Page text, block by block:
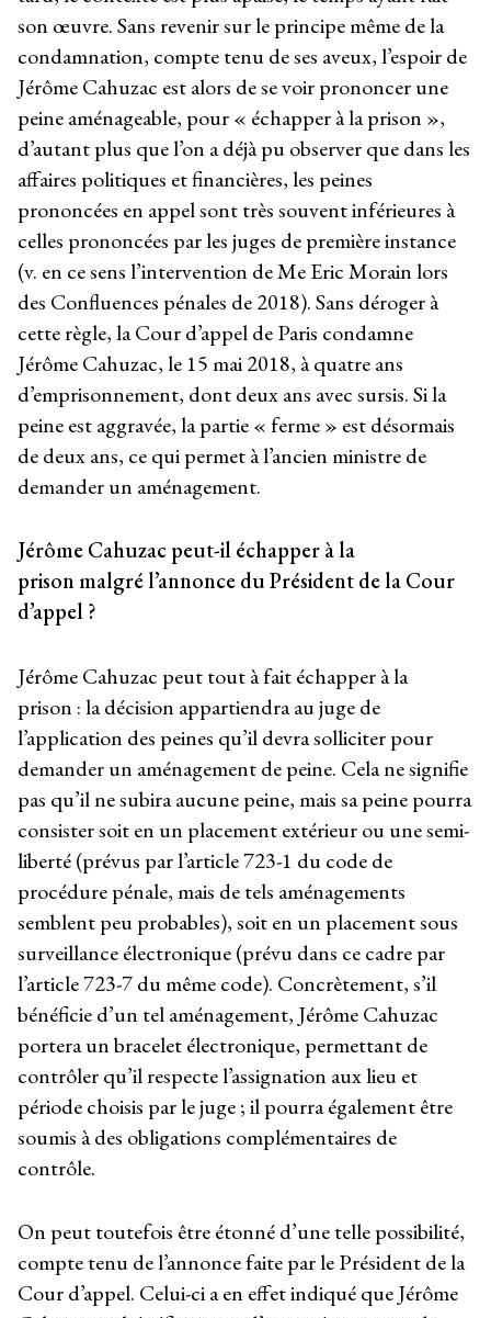
son œuvre. Sans revenir sur le principe même de la
condamnation, compte tenu de ses aveux, l’espoir de
Jérôme Cahuzac est alors de se voir prononcer une
peine aménageable, pour « échapper à la prison »,
d’autant plus que l’on a déjà pu observer que dans les
affaires politiques et financières, les peines
prononcées en appel sont très souvent inférieures à
celles prononcées par les juges de première instance
(v. en ce sens l’intervention de Me Eric Morain lors
des Confluences pénales de 2018). Sans déroger à
cette règle, la Cour d’appel de Paris condamne
Jérôme Cahuzac, le 15 mai 2018, à quatre ans
d’emprisonnement, dont deux ans avec sursis. Si la
peine est aggravée, la partie « ferme » est désormais
de deux ans, ce qui permet à l’ancien ministre de
demander un aménagement.
Jérôme Cahuzac peut-il échapper à la
prison malgré l’annonce du Président de la Cour
d’appel ?
Jérôme Cahuzac peut tout à fait échapper à la
prison : la décision appartiendra au juge de
l’application des peines qu’il devra solliciter pour
demander un aménagement de peine. Cela ne signifie
pas qu’il ne subira aucune peine, mais sa peine pourra
consister soit en un placement extérieur ou une semi-
liberté (prévus par l’article 723-1 du code de
procédure pénale, mais de tels aménagements
semblent peu probables), soit en un placement sous
surveillance électronique (prévu dans ce cadre par
l’article 723-7 du même code). Concrètement, s’il
bénéficie d’un tel aménagement, Jérôme Cahuzac
portera un bracelet électronique, permettant de
contrôler qu’il respecte l’assignation aux lieu et
période choisis par le juge ; il pourra également être
soumis à des obligations complémentaires de
contrôle.
On peut toutefois être étonné d’une telle possibilité,
compte tenu de l’annonce faite par le Président de la
Cour d’appel. Celui-ci a en effet indiqué que Jérôme